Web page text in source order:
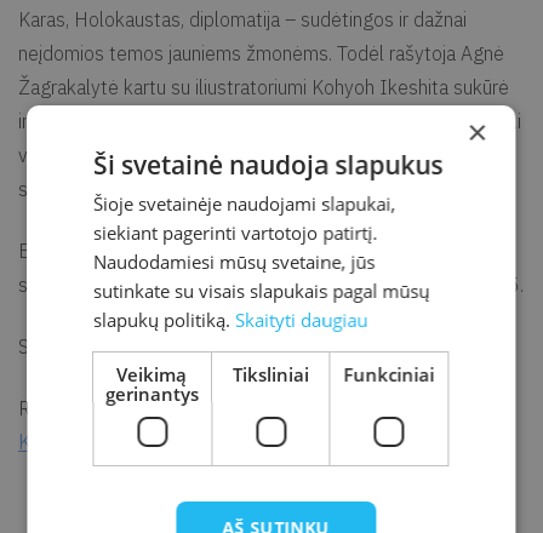
Karas, Holokaustas, diplomatija – sudėtingos ir dažnai
neįdomios temos jauniems žmonėms. Todėl rašytoja Agnė
Žagrakalytė kartu su iliustratoriumi Kohyoh Ikeshita sukūrė
interaktyvų pasakojimą, kur skaitytojai gali rinktis ir taip lemti
veikėjų likimus: sėkmę ar pražūtį. Pasakojimo metu
skaitytojus lydės katinas Akio.
Būtina registracija elektroniniu paštu
simona.gagilaite@kretvb.ltarba telefonu +370 445 72 135.
Susitikimai vyks 10.00 ir 11.30 val.
Renginį finansuojaLietuvos kultūros taryba
Kretingos rajono savivaldybė
×
Ši svetainė naudoja slapukus
Šioje svetainėje naudojami slapukai,
siekiant pagerinti vartotojo patirtį.
Naudodamiesi mūsų svetaine, jūs
sutinkate su visais slapukais pagal mūsų
slapukų politiką.Skaityti daugiau
Veikimą
gerinantys
Tiksliniai Funkciniai
AŠ SUTINKU